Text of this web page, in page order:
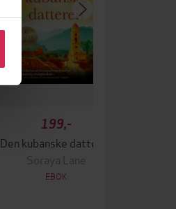
199,-
Den kubanske datteren
Soraya Lane
EBOK